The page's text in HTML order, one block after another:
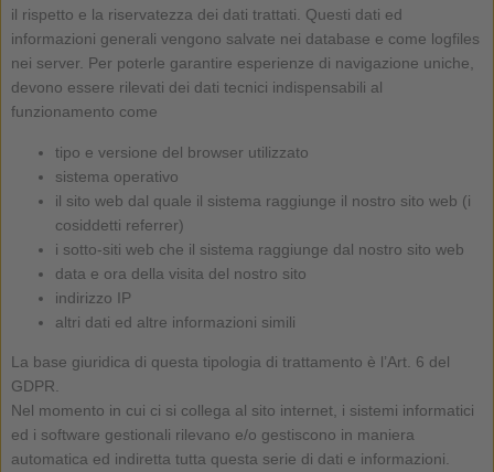
il rispetto e la riservatezza dei dati trattati. Questi dati ed
informazioni generali vengono salvate nei database e come logfiles
nei server. Per poterle garantire esperienze di navigazione uniche,
devono essere rilevati dei dati tecnici indispensabili al
funzionamento come
tipo e versione del browser utilizzato
sistema operativo
il sito web dal quale il sistema raggiunge il nostro sito web (i
cosiddetti referrer)
i sotto-siti web che il sistema raggiunge dal nostro sito web
data e ora della visita del nostro sito
indirizzo IP
altri dati ed altre informazioni simili
La base giuridica di questa tipologia di trattamento è l’Art. 6 del
GDPR.
Nel momento in cui ci si collega al sito internet, i sistemi informatici
ed i software gestionali rilevano e/o gestiscono in maniera
automatica ed indiretta tutta questa serie di dati e informazioni.